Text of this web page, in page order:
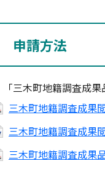
申請方法
「三木町地籍調査成果
三木町地籍調査成果
三木町地籍調査成果
三木町地籍調査成果